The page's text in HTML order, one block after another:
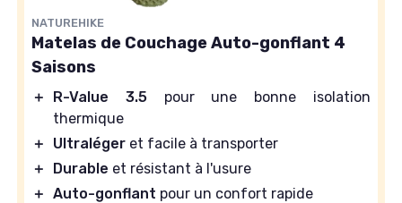
NATUREHIKE
Matelas de Couchage Auto-gonflant 4
Saisons
＋ R-Value 3.5pour une bonne isolation
thermique
＋
Ultraléger et facile à transporter
＋
Durable et résistant à l'usure
＋ Auto-gonflant pour un confort rapide